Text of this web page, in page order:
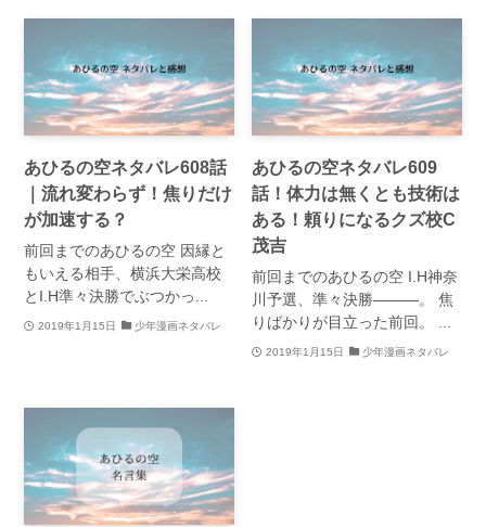
あひるの空ネタバレ608話
｜流れ変わらず！焦りだけ
が加速する？
前回までのあひるの空 因縁と
もいえる相手、横浜大栄高校
とI.H準々決勝でぶつかっ...
2019年1月15日 少年漫画ネタバレ
あひるの空ネタバレ609
話！体力は無くとも技術は
ある！頼りになるクズ校C
茂吉
前回までのあひるの空 I.H神奈
川予選、準々決勝―――。 焦
りばかりが目立った前回。 ...
2019年1月15日 少年漫画ネタバレ